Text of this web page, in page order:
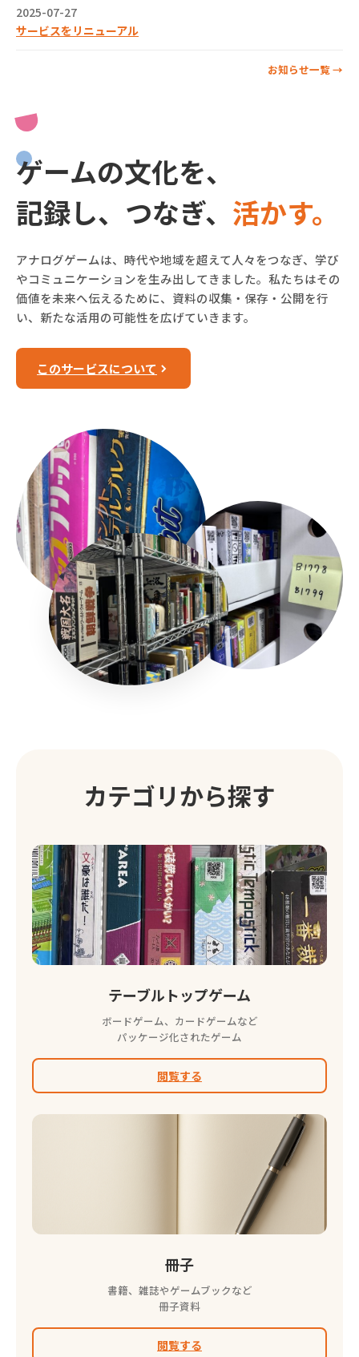
2025-07-27
サービスをリニューアル
お知らせ一覧 →
ゲームの文化を、
記録し、つなぎ、 活かす。
アナログゲームは、時代や地域を超えて人々をつなぎ、学び
やコミュニケーションを生み出してきました。私たちはその
価値を未来へ伝えるために、資料の収集・保存・公開を行
い、新たな活用の可能性を広げていきます。
このサービスについて
カテゴリから探す
テーブルトップゲーム
ボードゲーム、カードゲームなど
パッケージ化されたゲーム
閲覧する
冊子
書籍、雑誌やゲームブックなど
冊子資料
閲覧する